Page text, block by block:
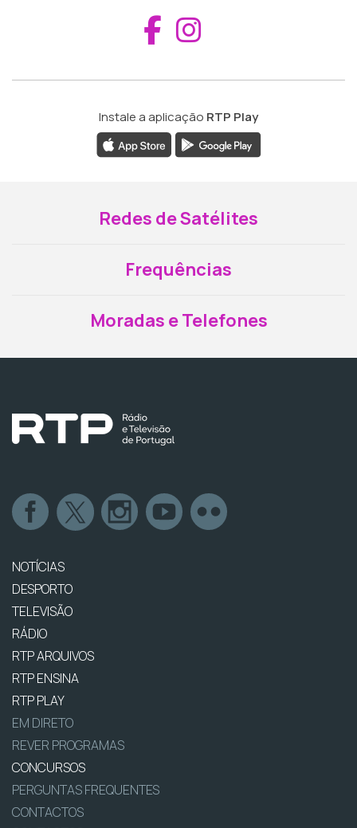
Aceder ao
Instale a aplicação RTP Play
Redes de Satélites
Frequências
Moradas e Telefones
NOTÍCIAS
DESPORTO
TELEVISÃO
RÁDIO
RTP ARQUIVOS
RTP ENSINA
RTP PLAY
EM DIRETO
REVER PROGRAMAS
CONCURSOS
PERGUNTAS FREQUENTES
CONTACTOS